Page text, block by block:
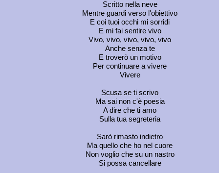
Scritto nella neve
Mentre guardi verso l'obiettivo
E coi tuoi occhi mi sorridi
E mi fai sentire vivo
Vivo, vivo, vivo, vivo, vivo
Anche senza te
E troverò un motivo
Per continuare a vivere
Vivere
Scusa se ti scrivo
Ma sai non c'è poesia
A dire che ti amo
Sulla tua segreteria
Sarò rimasto indietro
Ma quello che ho nel cuore
Non voglio che su un nastro
Si possa cancellare